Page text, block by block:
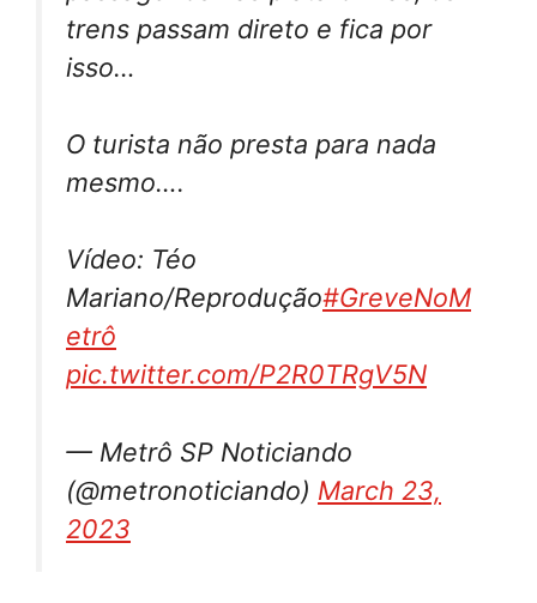
trens passam direto e fica por
isso…
O turista não presta para nada
mesmo….
Vídeo: Téo
Mariano/Reprodução#GreveNoM
etrô
pic.twitter.com/P2R0TRgV5N
— Metrô SP Noticiando
(@metronoticiando) March 23,
2023